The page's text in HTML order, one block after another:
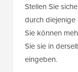
Stellen Sie
durch diejenige
Sie können
Sie sie in
eingeben.